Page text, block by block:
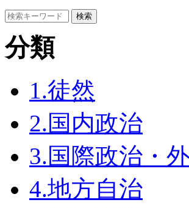
分類
1.徒然
2.国内政治
3.国際政治・
4.地方自治